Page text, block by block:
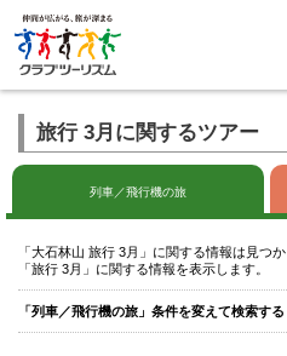
旅行 3月に関するツアー
列車／飛行機の旅
「大石林山 旅行 3月」に関する情報は見つか
「旅行 3月」に関する情報を表示します。
「列車／飛行機の旅」条件を変えて検索する